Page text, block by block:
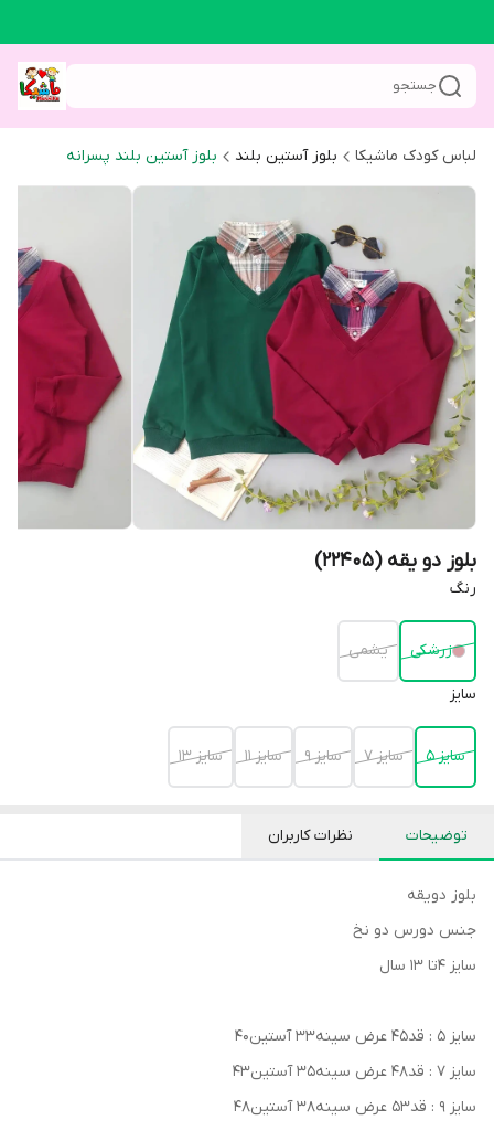
جستجو
لباس کودک ماشیکا بلوز آستین بلند بلوز آستین بلند پسرانه
بلوز دو یقه (22405)
رنگ
زرشکی یشمی
سایز
سایز 5 سایز 7 سایز 9 سایز 11 سایز 13
توضیحات نظرات کاربران
بلوز دویقه
جنس دورس دو نخ
سایز ۴تا ۱۳ سال
سایز ۵ : قد۴۵ عرض سینه۳۳ آستین۴۰
سایز ۷ : قد۴۸ عرض سینه۳۵ آستین۴۳
سایز ۹ : قد۵۳ عرض سینه۳۸ آستین۴۸